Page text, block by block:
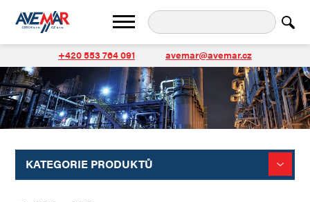
+420 553 764 091 avemar@avemar.cz
KATEGORIE PRODUKTŮ